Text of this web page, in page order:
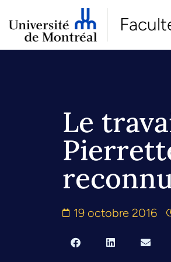
Le
19 octobre 2016